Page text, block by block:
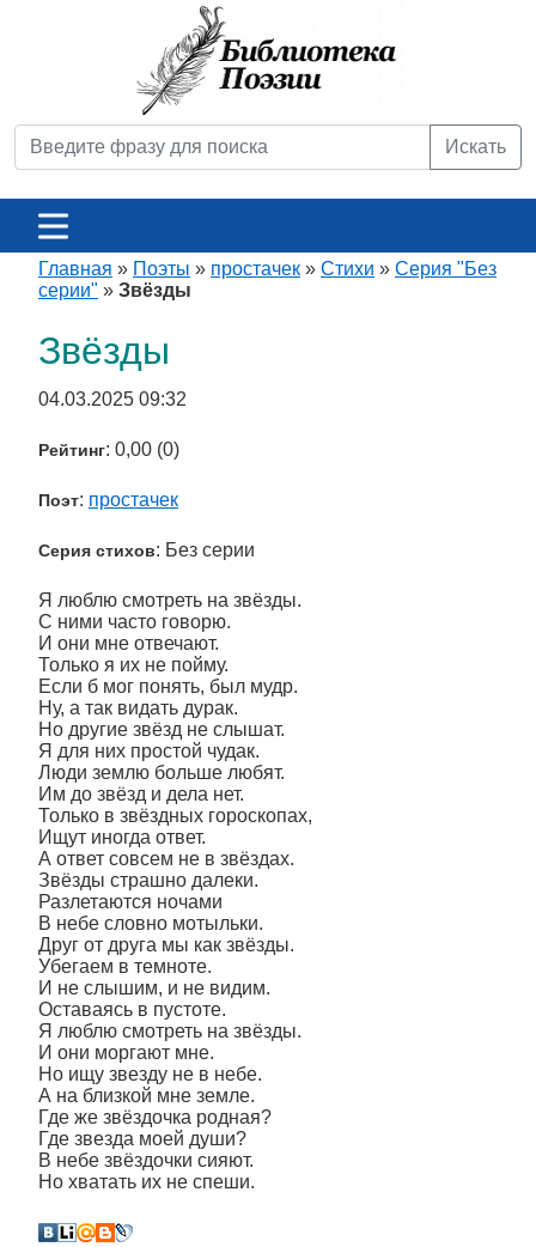
Искать
Главная » Поэты » простачек » Стихи » Серия "Без
серии" » Звёзды
Звёзды
04.03.2025 09:32
Рейтинг: 0,00 (0)
Поэт: простачек
Серия стихов: Без серии
Я люблю смотреть на звёзды.
С ними часто говорю.
И они мне отвечают.
Только я их не пойму.
Если б мог понять, был мудр.
Ну, а так видать дурак.
Но другие звёзд не слышат.
Я для них простой чудак.
Люди землю больше любят.
Им до звёзд и дела нет.
Только в звёздных гороскопах,
Ищут иногда ответ.
А ответ совсем не в звёздах.
Звёзды страшно далеки.
Разлетаются ночами
В небе словно мотыльки.
Друг от друга мы как звёзды.
Убегаем в темноте.
И не слышим, и не видим.
Оставаясь в пустоте.
Я люблю смотреть на звёзды.
И они моргают мне.
Но ищу звезду не в небе.
А на близкой мне земле.
Где же звёздочка родная?
Где звезда моей души?
В небе звёздочки сияют.
Но хватать их не спеши.